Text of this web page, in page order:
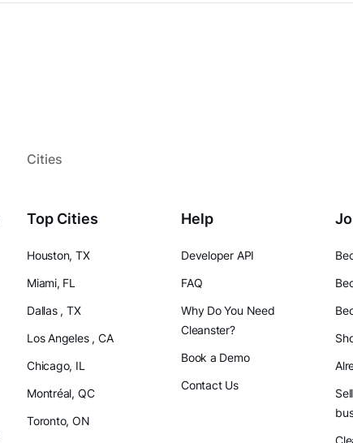
Cities
Top Cities
Houston, TX
Miami, FL
Dallas , TX
Los Angeles , CA
Chicago, IL
Montréal, QC
Toronto, ON
Help
Developer API
FAQ
Why Do You Need
Cleanster?
Book a Demo
Contact Us